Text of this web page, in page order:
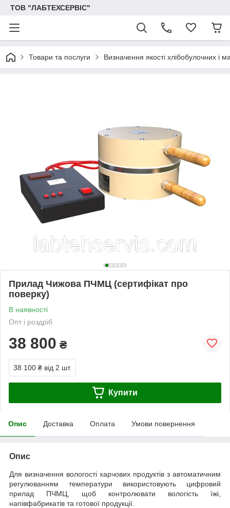
ТОВ "ЛАБТЕХСЕРВІС"
Товари та послуги Визначення якості хлібобулочних і
Прилад Чижова ПЧМЦ (сертифікат про
поверку)
В наявності
Опт і роздріб
38 800 ₴
38 100 ₴ від 2 шт.
Купити
Опис Доставка Оплата Умови повернення
Опис
Для визначення вологості харчових продуктів з автоматичним
регулюванням температури використовують цифровий
прилад ПЧМЦ, щоб контролювати вологість їжі,
напівфабрикатів та готової продукції.